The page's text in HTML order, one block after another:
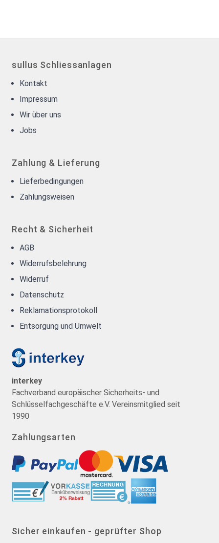
sullus Schliessanlagen
Kontakt
Impressum
Wir über uns
Jobs
Zahlung & Lieferung
Lieferbedingungen
Zahlungsweisen
Recht & Sicherheit
AGB
Widerrufsbelehrung
Widerruf
Datenschutz
Reklamationsprotokoll
Entsorgung und Umwelt
interkey
Fachverband europäischer Sicherheits- und
Schlüsselfachgeschäfte e.V. Vereinsmitglied seit
1990
Zahlungsarten
Sicher einkaufen - geprüfter Shop